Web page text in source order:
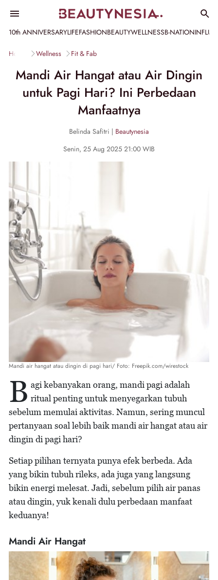
10th ANNIVERSARYLIFEFASHIONBEAUTYWELLNESSB-NATION
Home Wellness Fit & Fab
Mandi Air Hangat atau Air Dingin
untuk Pagi Hari? Ini Perbedaan
Manfaatnya
Belinda Safitri | Beautynesia
Senin, 25 Aug 2025 21:00 WIB
Mandi air hangat atau dingin di pagi hari/ Foto: Freepik.com/wirestock
B agi kebanyakan orang, mandi pagi adalah
ritual penting untuk menyegarkan tubuh
sebelum memulai aktivitas. Namun, sering muncul
pertanyaan soal lebih baik mandi air hangat atau air
dingin di pagi hari?
Setiap pilihan ternyata punya efek berbeda. Ada
yang bikin tubuh rileks, ada juga yang langsung
bikin energi melesat. Jadi, sebelum pilih air panas
atau dingin, yuk kenali dulu perbedaan manfaat
keduanya!
Mandi Air Hangat